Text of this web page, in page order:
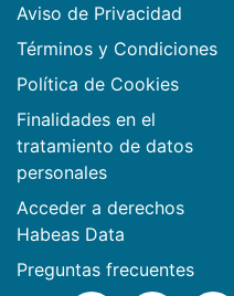
Aviso de Privacidad
Términos y Condiciones
Política de Cookies
Finalidades en el
tratamiento de datos
personales
Acceder a derechos
Habeas Data
Preguntas frecuentes